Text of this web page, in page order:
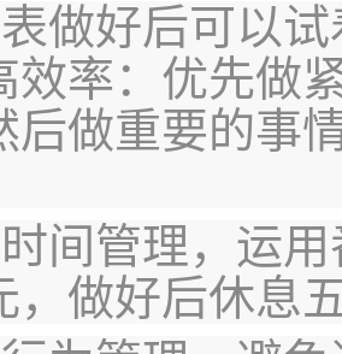
做好后可以
效率：优先做
后做重要的事
间管理，运
，做好后休息